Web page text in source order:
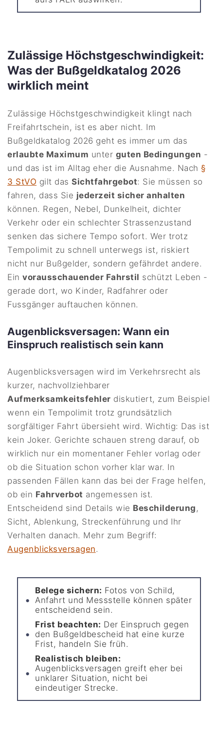
Zulässige Höchstgeschwindigkeit:
Was der Bußgeldkatalog 2026
wirklich meint
Zulässige Höchstgeschwindigkeit klingt nach
Freifahrtschein, ist es aber nicht. Im
Bußgeldkatalog 2026 geht es immer um das
erlaubte Maximum unter guten Bedingungen -
und das ist im Alltag eher die Ausnahme. Nach §
3 StVO gilt dasSichtfahrgebot: Sie müssen so
fahren, dass Sie jederzeit sicher anhalten
können. Regen, Nebel, Dunkelheit, dichter
Verkehr oder ein schlechter Strassenzustand
senken das sichere Tempo sofort. Wer trotz
Tempolimit zu schnell unterwegs ist, riskiert
nicht nur Bußgelder, sondern gefährdet andere.
Einvorausschauender Fahrstil schützt Leben -
gerade dort, wo Kinder, Radfahrer oder
Fussgänger auftauchen können.
Augenblicksversagen: Wann ein
Einspruch realistisch sein kann
Augenblicksversagen wird im Verkehrsrecht als
kurzer, nachvollziehbarer
Aufmerksamkeitsfehler diskutiert, zum Beispiel
wenn ein Tempolimit trotz grundsätzlich
sorgfältiger Fahrt übersieht wird. Wichtig: Das ist
kein Joker. Gerichte schauen streng darauf, ob
wirklich nur ein momentaner Fehler vorlag oder
ob die Situation schon vorher klar war. In
passenden Fällen kann das bei der Frage helfen,
ob ein Fahrverbot angemessen ist.
Entscheidend sind Details wie Beschilderung,
Sicht, Ablenkung, Streckenführung und Ihr
Verhalten danach. Mehr zum Begriff:
Augenblicksversagen.
Belege sichern: Fotos von Schild,
Anfahrt und Messstelle können später
entscheidend sein.
Frist beachten: Der Einspruch gegen
den Bußgeldbescheid hat eine kurze
Frist, handeln Sie früh.
Realistisch bleiben:
Augenblicksversagen greift eher bei
unklarer Situation, nicht bei
eindeutiger Strecke.